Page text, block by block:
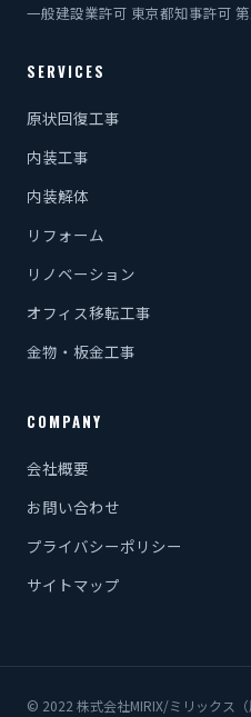
一般建設業許可 東京都知事許可
SERVICES
原状回復工事
内装工事
内装解体
リフォーム
リノベーション
オフィス移転工事
金物・板金工事
COMPANY
会社概要
お問い合わせ
プライバシーポリシー
サイトマップ
© 2022 株式会社MIRIX/ミリックス